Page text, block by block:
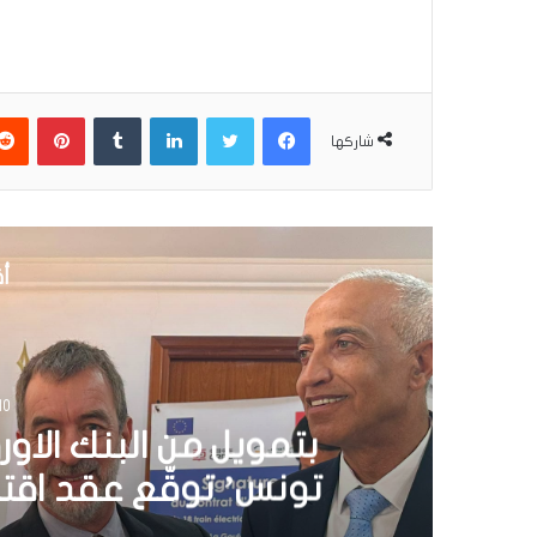
شاركها
فيسبوكتويتر لينكدإن
30
تونس تطلق أول قارب